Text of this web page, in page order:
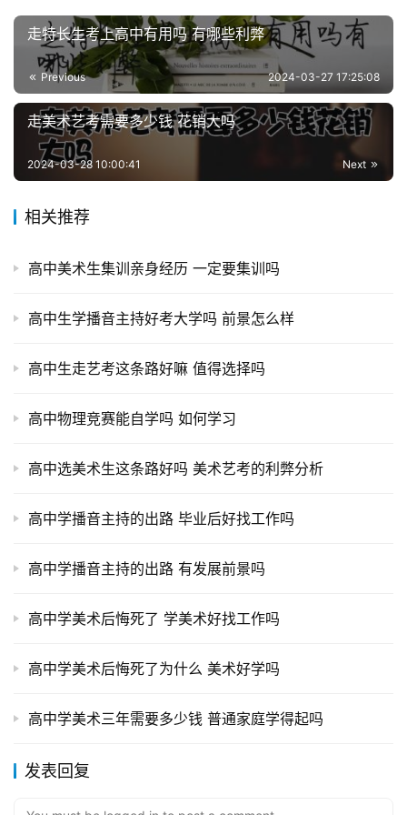
走特长生考上高中有用吗 有哪些利弊
Previous 2024-03-27 17:25:08
走美术艺考需要多少钱 花销大吗
Next
2024-03-28 10:00:41
相关推荐
高中美术生集训亲身经历 一定要集训吗
高中生学播音主持好考大学吗 前景怎么样
高中生走艺考这条路好嘛 值得选择吗
高中物理竞赛能自学吗 如何学习
高中选美术生这条路好吗 美术艺考的利弊分析
高中学播音主持的出路 毕业后好找工作吗
高中学播音主持的出路 有发展前景吗
高中学美术后悔死了 学美术好找工作吗
高中学美术后悔死了为什么 美术好学吗
高中学美术三年需要多少钱 普通家庭学得起吗
发表回复